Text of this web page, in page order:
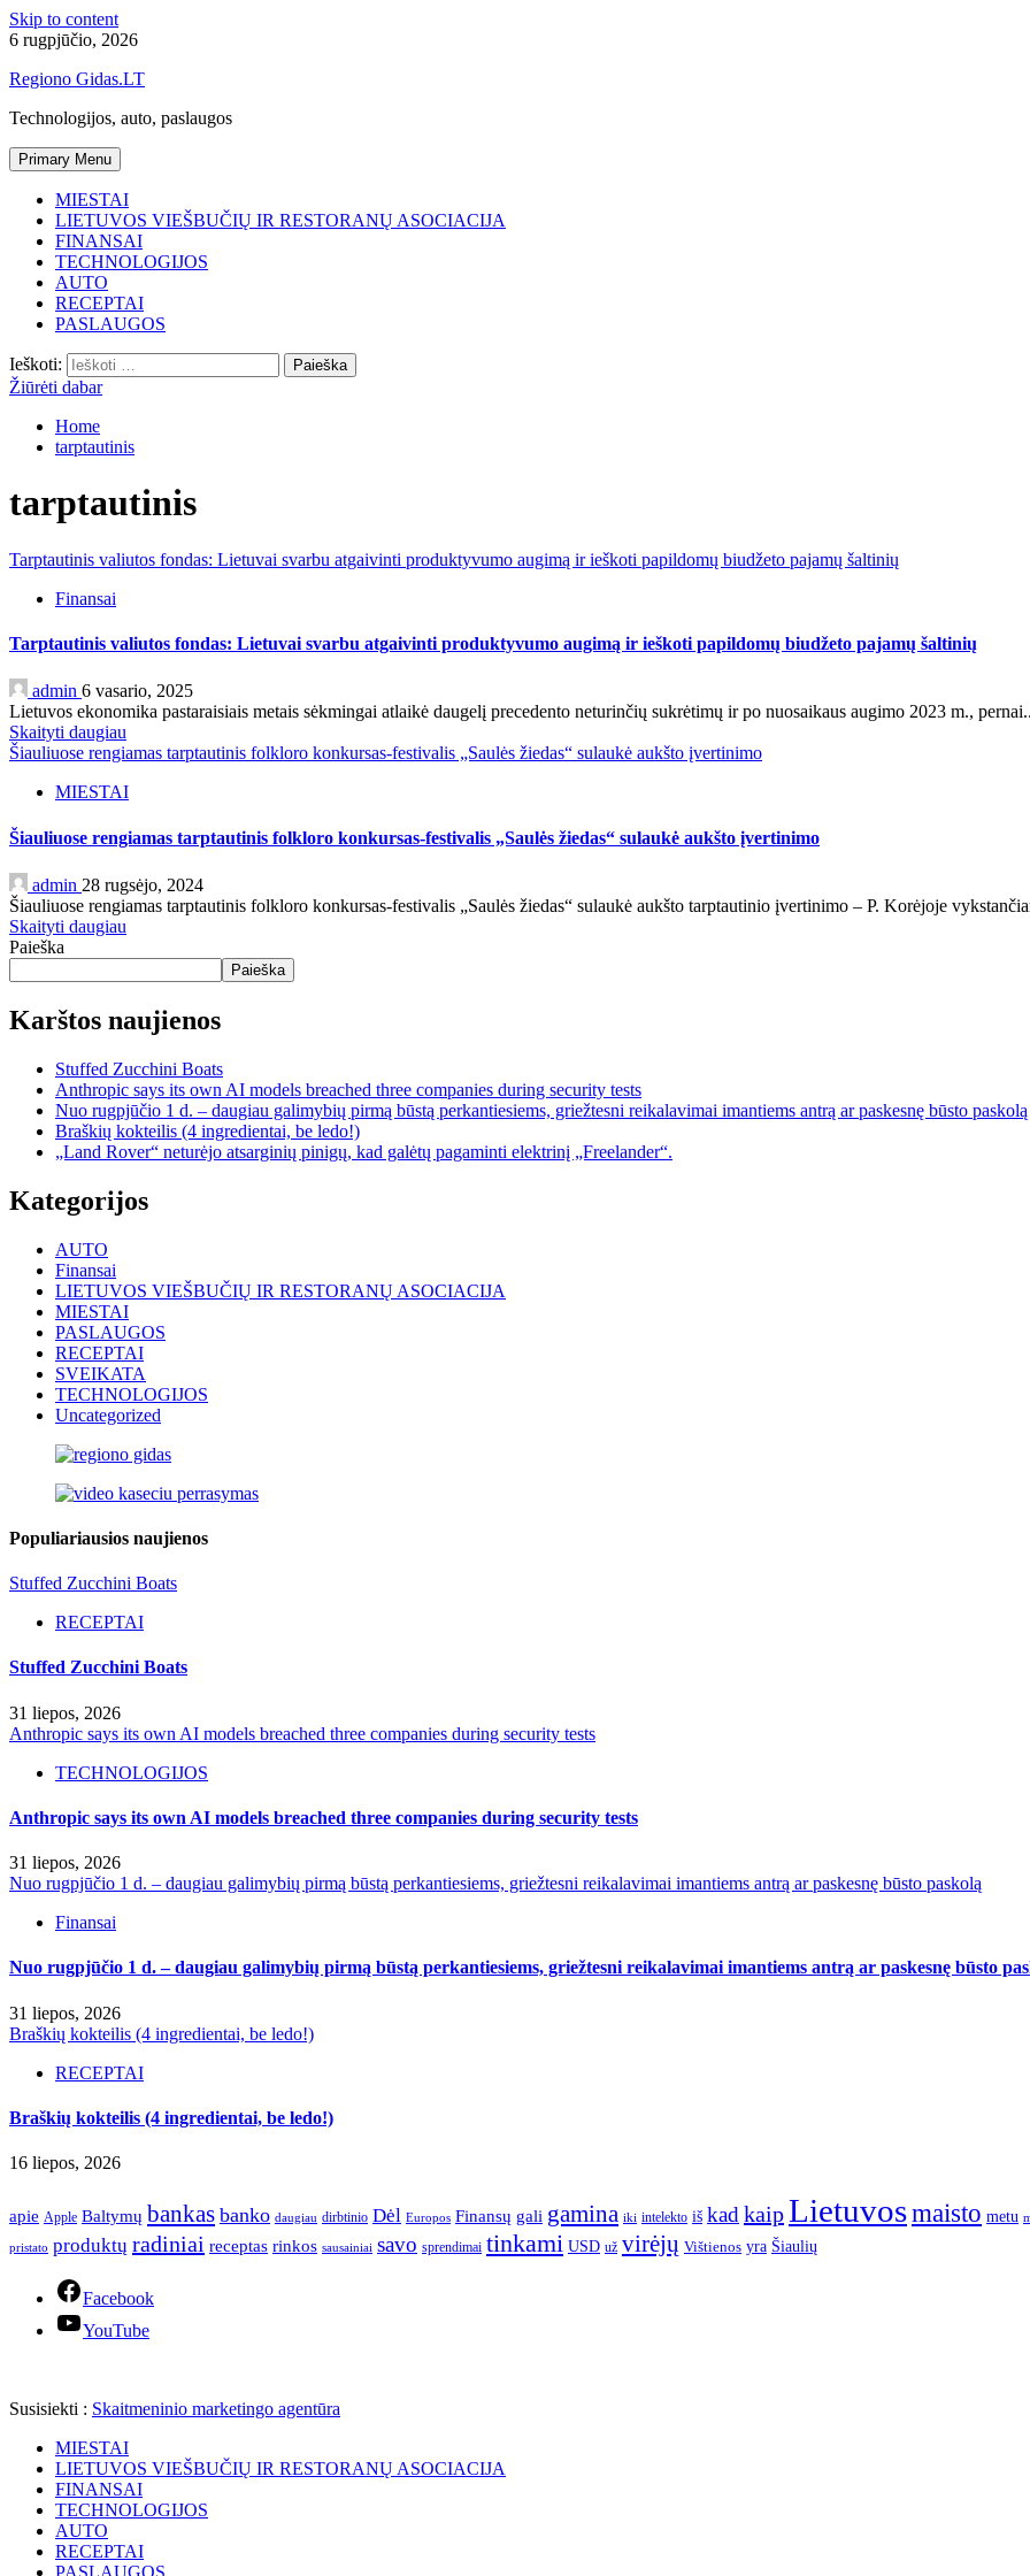
Skip to content
6 rugpjūčio, 2026
Regiono Gidas.LT
Technologijos, auto, paslaugos
Primary Menu
MIESTAI
LIETUVOS VIEŠBUČIŲ IR RESTORANŲ ASOCIACIJA
FINANSAI
TECHNOLOGIJOS
AUTO
RECEPTAI
PASLAUGOS
Ieškoti:
Žiūrėti dabar
Home
tarptautinis
tarptautinis
Tarptautinis valiutos fondas: Lietuvai svarbu atgaivinti produktyvumo augimą ir ieškoti papildomų biudžeto pajamų šaltinių
Finansai
Tarptautinis valiutos fondas: Lietuvai svarbu atgaivinti produktyvumo augimą ir ieškoti papildomų biudžeto pajamų šaltinių
admin 6 vasario, 2025
Lietuvos ekonomika pastaraisiais metais sėkmingai atlaikė daugelį precedento neturinčių sukrėtimų ir po nuosaikaus augimo 2023 m.,
Skaityti daugiau
Šiauliuose rengiamas tarptautinis folkloro konkursas-festivalis „Saulės žiedas“ sulaukė aukšto įvertinimo
MIESTAI
Šiauliuose rengiamas tarptautinis folkloro konkursas-festivalis „Saulės žiedas“ sulaukė aukšto įvertinimo
admin 28 rugsėjo, 2024
Šiauliuose rengiamas tarptautinis folkloro konkursas-festivalis „Saulės žiedas“ sulaukė aukšto tarptautinio įvertinimo – P. Korėjoje
Skaityti daugiau
Paieška
Paieška
Karštos naujienos
Stuffed Zucchini Boats
Anthropic says its own AI models breached three companies during security tests
Nuo rugpjūčio 1 d. – daugiau galimybių pirmą būstą perkantiesiems, griežtesni reikalavimai imantiems antrą ar paskesnę būsto paskolą
Braškių kokteilis (4 ingredientai, be ledo!)
„Land Rover“ neturėjo atsarginių pinigų, kad galėtų pagaminti elektrinį „Freelander“.
Kategorijos
AUTO
Finansai
LIETUVOS VIEŠBUČIŲ IR RESTORANŲ ASOCIACIJA
MIESTAI
PASLAUGOS
RECEPTAI
SVEIKATA
TECHNOLOGIJOS
Uncategorized
Populiariausios naujienos
Stuffed Zucchini Boats
RECEPTAI
Stuffed Zucchini Boats
31 liepos, 2026
Anthropic says its own AI models breached three companies during security tests
TECHNOLOGIJOS
Anthropic says its own AI models breached three companies during security tests
31 liepos, 2026
Nuo rugpjūčio 1 d. – daugiau galimybių pirmą būstą perkantiesiems, griežtesni reikalavimai imantiems antrą ar paskesnę būsto paskolą
Finansai
Nuo rugpjūčio 1 d. – daugiau galimybių pirmą būstą perkantiesiems, griežtesni reikalavimai imantiems antrą ar paskesnę būsto
31 liepos, 2026
Braškių kokteilis (4 ingredientai, be ledo!)
RECEPTAI
Braškių kokteilis (4 ingredientai, be ledo!)
16 liepos, 2026
apie Apple Baltymų bankas banko daugiau dirbtinio Dėl Europos Finansų gali gamina iki intelekto iš kadkaipLietuvosmaisto metu
pristato produktų radiniai receptas rinkos sausainiai savo sprendimai tinkami USD už virėjų Vištienos yra Šiaulių
Facebook
YouTube
Susisiekti : Skaitmeninio marketingo agentūra
MIESTAI
LIETUVOS VIEŠBUČIŲ IR RESTORANŲ ASOCIACIJA
FINANSAI
TECHNOLOGIJOS
AUTO
RECEPTAI